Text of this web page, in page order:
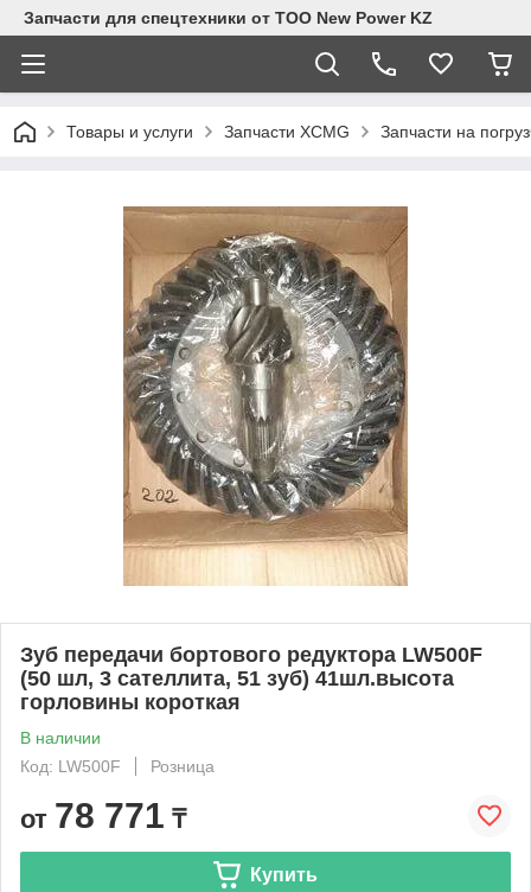
Запчасти для спецтехники от ТОО New Power KZ
Товары и услуги Запчасти XCMG Запчасти на
Зуб передачи бортового редуктора LW500F
(50 шл, 3 сателлита, 51 зуб) 41шл.высота
горловины короткая
В наличии
Код: LW500F
Розница
от 78 771 ₸
Купить